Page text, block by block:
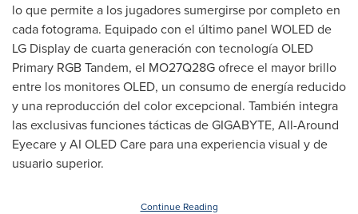
lo que permite a los jugadores sumergirse por completo en
cada fotograma. Equipado con el último panel WOLED de
LG Display de cuarta generación con tecnología OLED
Primary RGB Tandem, el MO27Q28G ofrece el mayor brillo
entre los monitores OLED, un consumo de energía reducido
y una reproducción del color excepcional. También integra
las exclusivas funciones tácticas de GIGABYTE, All-Around
Eyecare y AI OLED Care para una experiencia visual y de
usuario superior.
Continue Reading